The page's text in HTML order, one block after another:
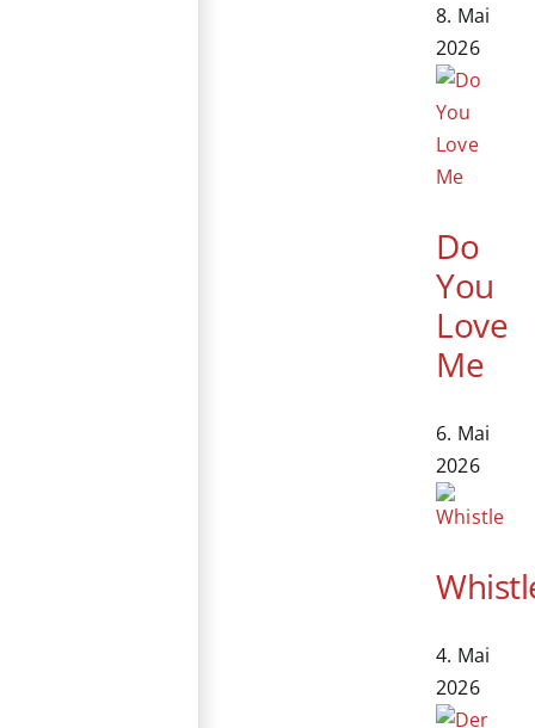
8. Mai
2026
Do
You
Love
Me
6. Mai
2026
4. Mai
2026